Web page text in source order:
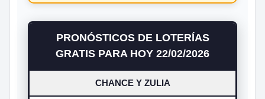
PRONÓSTICOS DE LOTERÍAS
GRATIS PARA HOY 22/02/2026
CHANCE Y ZULIA